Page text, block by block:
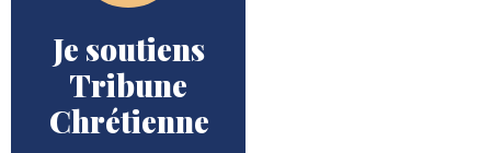
Je soutiens
Tribune
Chrétienne